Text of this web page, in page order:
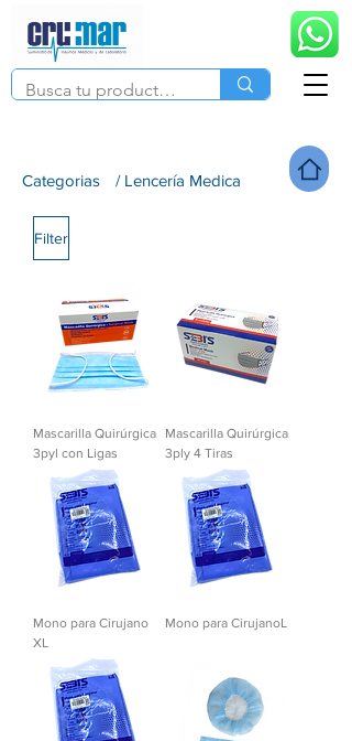
Categorias / Lencería Medica
Filter
Mascarilla Quirúrgica
3pyl con Ligas
Mascarilla Quirúrgica
3ply 4 Tiras
Mono para Cirujano
XL
Mono para CirujanoL